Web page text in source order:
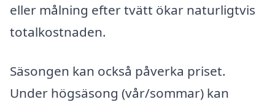
eller målning efter tvätt ökar naturligtvis
totalkostnaden.
Säsongen kan också påverka priset.
Under högsäsong (vår/sommar) kan